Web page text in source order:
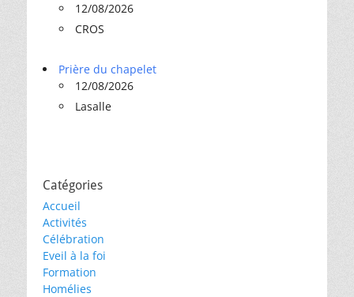
12/08/2026
CROS
Prière du chapelet
12/08/2026
Lasalle
Catégories
Accueil
Activités
Célébration
Eveil à la foi
Formation
Homélies